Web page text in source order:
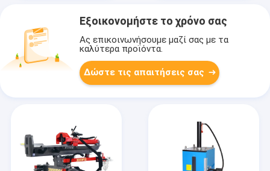
Εξοικονομήστε το χρόνο σας
Ας επικοινωνήσουμε μαζί σας με τα
καλύτερα προϊόντα.
Δώστε τις απαιτήσεις σας